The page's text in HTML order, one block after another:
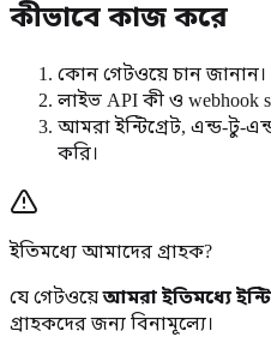
কীভাবে কাজ করে
কোন গেটওয়ে চান জানান।
লাইভ API কী ও webhook
আমরা ইন্টিগ্রেট, এন্ড-টু-
করি।
ইতিমধ্যে আমাদের গ্রাহক?
যে গেটওয়েআমরা ইতিমধ্যে
গ্রাহকদের জন্য বিনামূল্যে।